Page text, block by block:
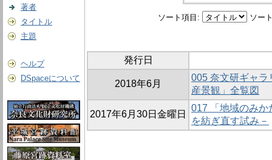
著者
タイトル
主題
ヘルプ
DSpaceについて
ソート項目: ソー
発行日
2018年6月
005 奈文研ギャラ
産景観」全覧図
2017年6月30日金曜日
017 「地域のみか
を紡ぎ直す試み－